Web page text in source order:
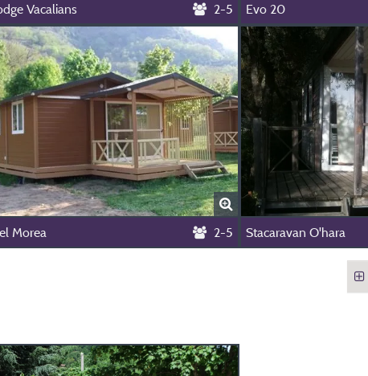
Vacalians 2-5 Evo 20
Morea 2-5 Stacaravan O'hara